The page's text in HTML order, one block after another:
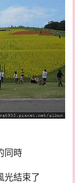
同時
光結束了